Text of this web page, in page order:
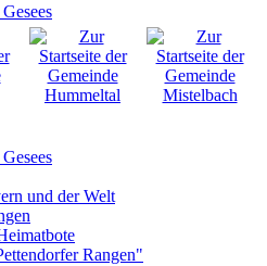
und der Welt
Rangen"